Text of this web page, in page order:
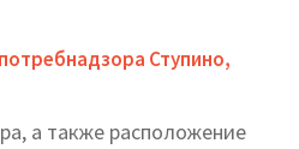
Ступино,
а также расположение